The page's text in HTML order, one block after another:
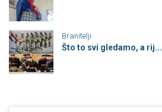
Branitelji
Što to svi gledamo, a rij...